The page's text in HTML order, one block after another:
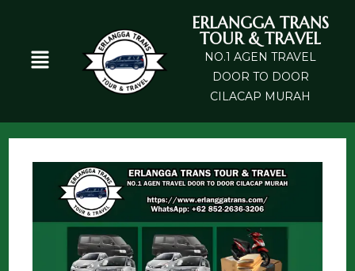
ERLANGGA TRANS
TOUR & TRAVEL
NO.1 AGEN TRAVEL
DOOR TO DOOR
CILACAP MURAH